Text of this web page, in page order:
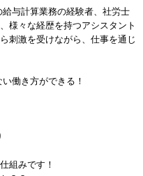
与計算業務の経験者、社労士
様々な経歴を持つアシスタント
刺激を受けながら、仕事を通じ
働き方ができる！
組みです！